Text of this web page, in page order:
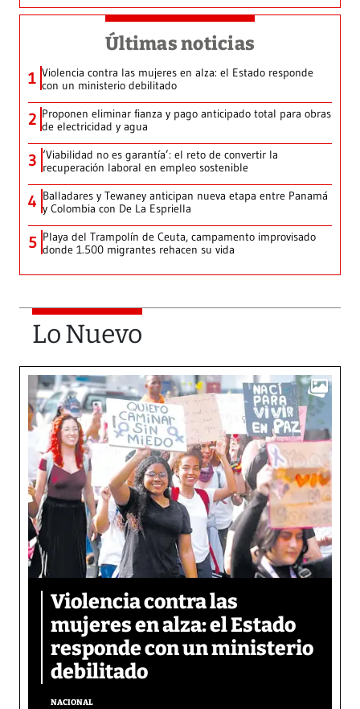
Últimas noticias
1 Violencia contra las mujeres en alza: el Estado responde
con un ministerio debilitado
2 Proponen eliminar fianza y pago anticipado total para obras
de electricidad y agua
3 ‘Viabilidad no es garantía’: el reto de convertir la
recuperación laboral en empleo sostenible
4 Balladares y Tewaney anticipan nueva etapa entre Panamá
y Colombia con De La Espriella
5 Playa del Trampolín de Ceuta, campamento improvisado
donde 1.500 migrantes rehacen su vida
Lo Nuevo
Violencia contra las
mujeres en alza: el Estado
responde con un ministerio
debilitado
NACIONAL